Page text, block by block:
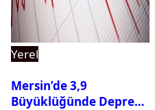
Yerel
Mersin’de 3,9
Büyüklüğünde Deprem